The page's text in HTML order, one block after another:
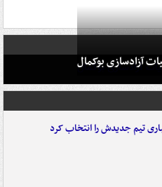
آزادسازی بوکمال
تیم جدیدش را انتخاب کرد